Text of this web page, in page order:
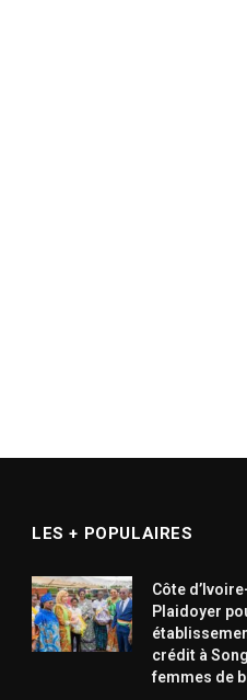
LES + POPULAIRES
Côte
Plaidoyer
crédit à
femmes de